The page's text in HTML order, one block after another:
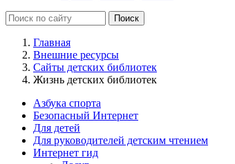
Главная
Внешние ресурсы
Сайты детских библиотек
Жизнь детских библиотек
Азбука спорта
Безопасный Интернет
Для детей
Для руководителей детским чтением
Интернет гид